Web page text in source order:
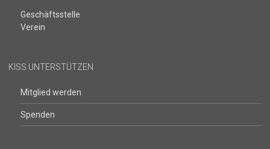
Geschäftsstelle
Verein
KISS UNTERSTÜTZEN
Mitglied werden
Spenden